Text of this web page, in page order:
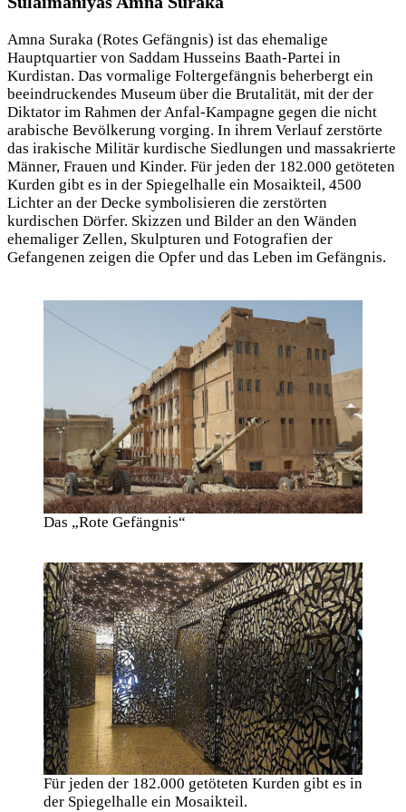
Amna Suraka (Rotes Gefängnis) ist das ehemalige
Hauptquartier von Saddam Husseins Baath-Partei in
Kurdistan. Das vormalige Foltergefängnis beherbergt ein
beeindruckendes Museum über die Brutalität, mit der der
Diktator im Rahmen der Anfal-Kampagne gegen die nicht
arabische Bevölkerung vorging. In ihrem Verlauf zerstörte
das irakische Militär kurdische Siedlungen und massakrierte
Männer, Frauen und Kinder. Für jeden der 182.000 getöteten
Kurden gibt es in der Spiegelhalle ein Mosaikteil, 4500
Lichter an der Decke symbolisieren die zerstörten
kurdischen Dörfer. Skizzen und Bilder an den Wänden
ehemaliger Zellen, Skulpturen und Fotografien der
Gefangenen zeigen die Opfer und das Leben im Gefängnis.
Das „Rote Gefängnis“
Für jeden der 182.000 getöteten Kurden gibt es in
der Spiegelhalle ein Mosaikteil.